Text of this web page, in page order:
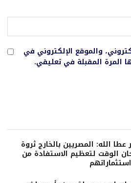
والموقع الإلكتروني في
المرة المقبلة في تعليقي.
عطا الله: المصريين بالخارج ثروة
الوقت لتعظيم الاستفادة من